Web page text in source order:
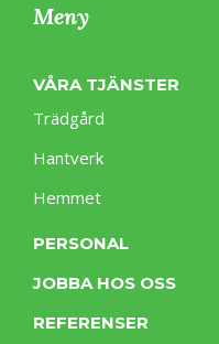
Meny
VÅRA TJÄNSTER
Trädgård
Hantverk
Hemmet
PERSONAL
JOBBA HOS OSS
REFERENSER